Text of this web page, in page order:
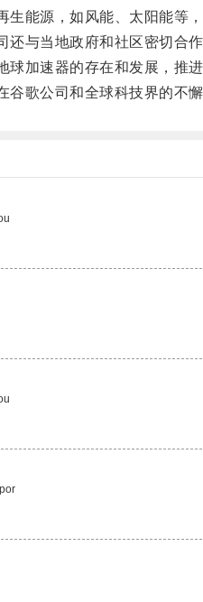
能源，如风能、太阳能等，
与当地政府和社区密切合作
加速器的存在和发展，推进
歌公司和全球科技界的不懈